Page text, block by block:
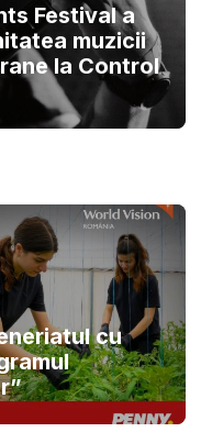
Festival a
muzicii
la Control
cu